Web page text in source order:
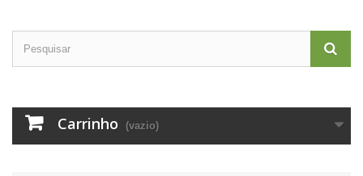
Carrinho (vazio)